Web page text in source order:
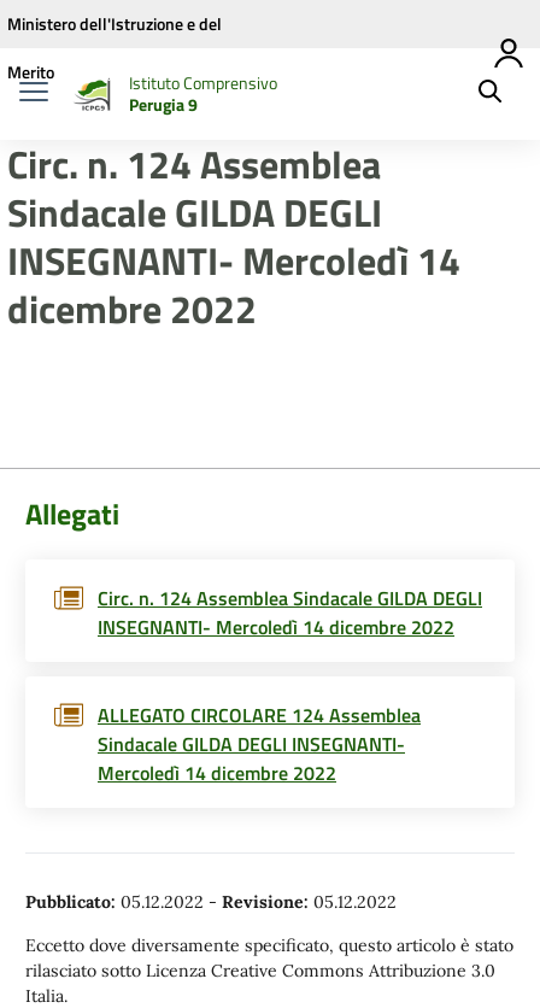
Vai ai contenuti
Vai al menu di navigazione
Vai al footer
Ministero dell'Istruzione e del
Merito
Istituto Comprensivo
Perugia 9
Circ. n. 124 Assemblea
Sindacale GILDA DEGLI
INSEGNANTI- Mercoledì 14
dicembre 2022
Allegati
Circ. n. 124 Assemblea Sindacale GILDA DEGLI
INSEGNANTI- Mercoledì 14 dicembre 2022
ALLEGATO CIRCOLARE 124 Assemblea
Sindacale GILDA DEGLI INSEGNANTI-
Mercoledì 14 dicembre 2022
Pubblicato: 05.12.2022 - Revisione: 05.12.2022
Eccetto dove diversamente specificato, questo articolo è stato
rilasciato sotto Licenza Creative Commons Attribuzione 3.0
Italia.